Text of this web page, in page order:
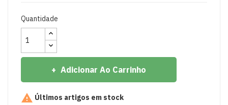
Quantidade
Adicionar Ao Carrinho
 Últimos artigos em stock